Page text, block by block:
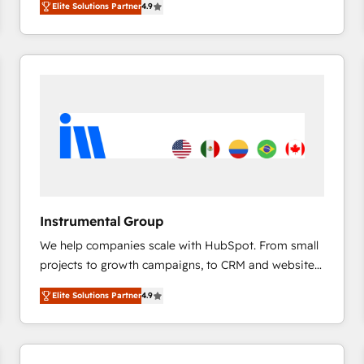
marketing automation, Growth, Revops, CRM et
webdesign. Markentive is both a consulting firm, a
digital agency and an integrator. With over 115
customers).
Elite Solutions Partner4.9
Instrumental Group
We help companies scale with HubSpot. From small
projects to growth campaigns, to CRM and websites.
Hire an agency that's experienced in every inch of
HubSpot and willing to work hand-in-hand with your
team to simplify the complex and build a better
experience for your team and customers.
Elite Solutions Partner4.9